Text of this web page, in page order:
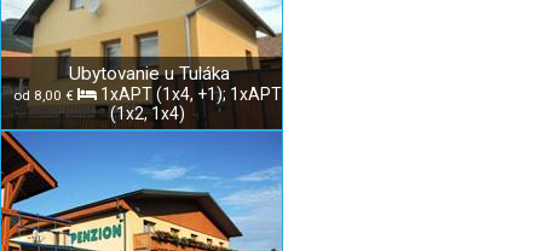
Ubytovanie u Tuláka
od 8,00 €
1xAPT (1x4, +1); 1xAPT
(1x2, 1x4)